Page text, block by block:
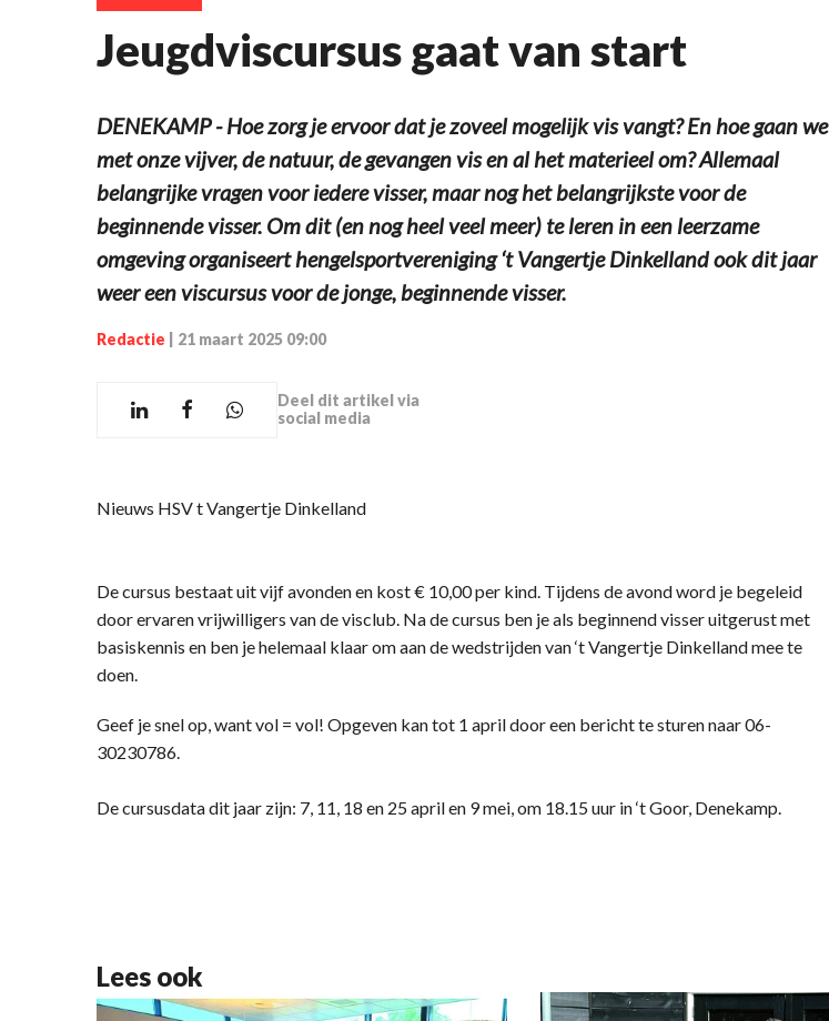
Jeugdviscursus gaat van start
DENEKAMP - Hoe zorg je ervoor dat je zoveel mogelijk vis vangt? En hoe gaan we
met onze vijver, de natuur, de gevangen vis en al het materieel om? Allemaal
belangrijke vragen voor iedere visser, maar nog het belangrijkste voor de
beginnende visser. Om dit (en nog heel veel meer) te leren in een leerzame
omgeving organiseert hengelsportvereniging ‘t Vangertje Dinkelland ook dit jaar
weer een viscursus voor de jonge, beginnende visser.
Redactie 21 maart 2025 09:00
Deel dit artikel via
social media
Nieuws HSV t Vangertje Dinkelland
De cursus bestaat uit vijf avonden en kost € 10,00 per kind. Tijdens de avond word je begeleid
door ervaren vrijwilligers van de visclub. Na de cursus ben je als beginnend visser uitgerust met
basiskennis en ben je helemaal klaar om aan de wedstrijden van ‘t Vangertje Dinkelland mee te
doen.
Geef je snel op, want vol = vol! Opgeven kan tot 1 april door een bericht te sturen naar 06-
30230786.
De cursusdata dit jaar zijn: 7, 11, 18 en 25 april en 9 mei, om 18.15 uur in ‘t Goor, Denekamp.
Lees ook